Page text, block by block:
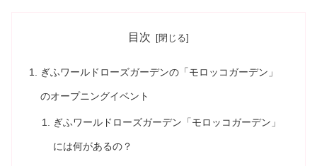
目次
ぎふワールドローズガーデンの「モロッコガーデン」
のオープニングイベント
ぎふワールドローズガーデン「モロッコガーデン」
には何があるの？